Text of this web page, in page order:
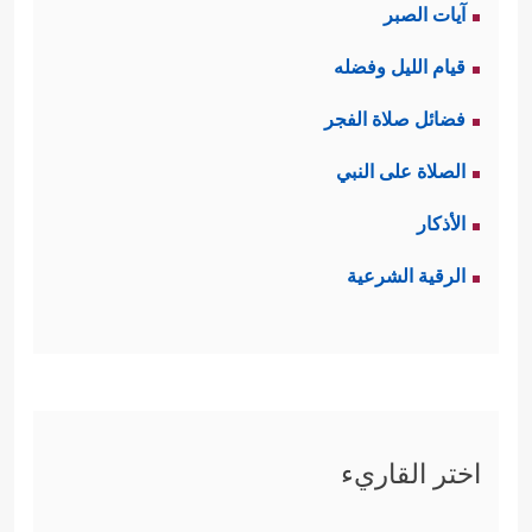
و الشورى مسؤوليَّةٌ تتطلَّب العلم والأمانة
في القول والشهادة، وليست هي حقًّا
مُجرَّدًا.
رابعًا: بيان أنّ هذه
شُورَىٰ بَیۡنَهُمۡ وَمِمَّا رَزَقۡنَـٰهُمۡ یُنفِقُونَ﴾
آيات الصبر
قيام الليل وفضله
فضائل صلاة الفجر
الصلاة على النبي
الأذكار
الرقية الشرعية
اختر القاريء